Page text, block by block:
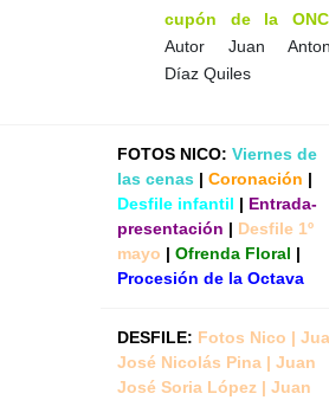
cupón de la
Autor Juan
Díaz Quiles
FOTOS NICO: Viernes de
las cenas | Coronación |
Desfile infantil | Entrada-
presentación | Desfile 1º
mayo | Ofrenda Floral |
Procesión de la Octava
DESFILE: Fotos Nico |
José Nicolás Pina | Juan
José Soria López | Juan